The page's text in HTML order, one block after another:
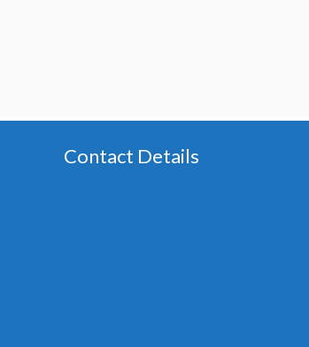
Contact Details